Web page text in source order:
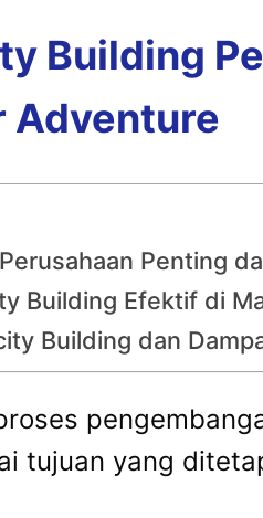
Building
Adventure
Penting
Building Efektif di
Building dan
tujuan yang